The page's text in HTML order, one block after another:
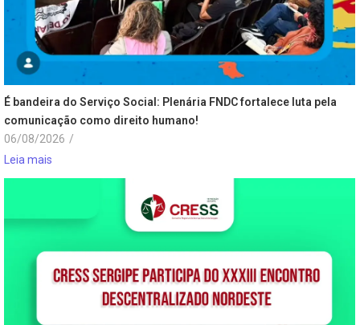
É bandeira do Serviço Social: Plenária FNDC fortalece luta pela
comunicação como direito humano!
06/08/2026 /
Leia mais